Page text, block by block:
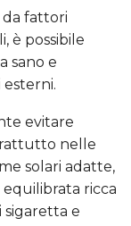
fattori
è possibile
sano e
evitare
nelle
solari adatte,
equilibrata ricca
e